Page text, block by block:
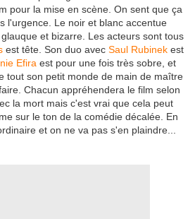
pour la mise en scène. On sent que ça
l'urgence. Le noir et blanc accentue
et bizarre. Les acteurs sont tous
est tête. Son duo avec Saul Rubinekest
Efira est pour une fois très sobre, et
tout son petit monde de main de maître
Chacun appréhendera le film selon
la mort mais c'est vrai que cela peut
sur le ton de la comédie décalée. En
et on ne va pas s'en plaindre...